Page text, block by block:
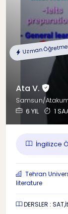
Uzman
Ata V.
Samsun/
6 YIL
1
İngilizce
Tehran
literature
DERSLER :